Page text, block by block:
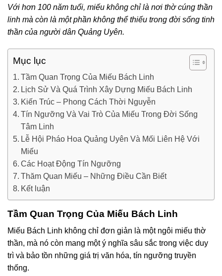
Với hơn 100 năm tuổi, miếu không chỉ là nơi thờ cúng thần
linh mà còn là một phần không thể thiếu trong đời sống tinh
thần của người dân Quảng Uyên.
Mục lục
Tầm Quan Trọng Của Miếu Bách Linh
Lịch Sử Và Quá Trình Xây Dựng Miếu Bách Linh
Kiến Trúc – Phong Cách Thời Nguyễn
Tín Ngưỡng Và Vai Trò Của Miếu Trong Đời Sống
Tâm Linh
Lễ Hội Pháo Hoa Quảng Uyên Và Mối Liên Hệ Với
Miếu
Các Hoạt Động Tín Ngưỡng
Thăm Quan Miếu – Những Điều Cần Biết
Kết luận
Tầm Quan Trọng Của Miếu Bách Linh
Miếu Bách Linh không chỉ đơn giản là một ngôi miếu thờ
thần, mà nó còn mang một ý nghĩa sâu sắc trong việc duy
trì và bảo tồn những giá trị văn hóa, tín ngưỡng truyền
thống.